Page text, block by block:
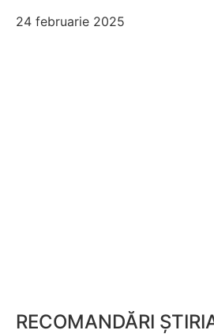
24 februarie 2025
RECOMANDĂRI